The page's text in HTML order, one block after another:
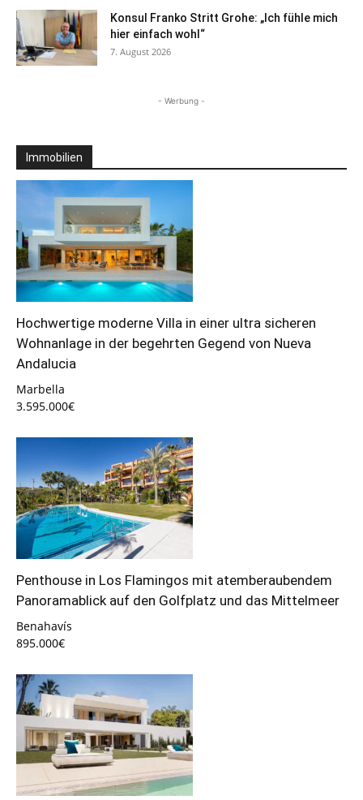
Konsul Franko Stritt Grohe: „Ich fühle mich
hier einfach wohl“
7. August 2026
- Werbung -
Immobilien
Hochwertige moderne Villa in einer ultra sicheren
Wohnanlage in der begehrten Gegend von Nueva
Andalucia
Marbella
3.595.000€
Penthouse in Los Flamingos mit atemberaubendem
Panoramablick auf den Golfplatz und das Mittelmeer
Benahavís
895.000€